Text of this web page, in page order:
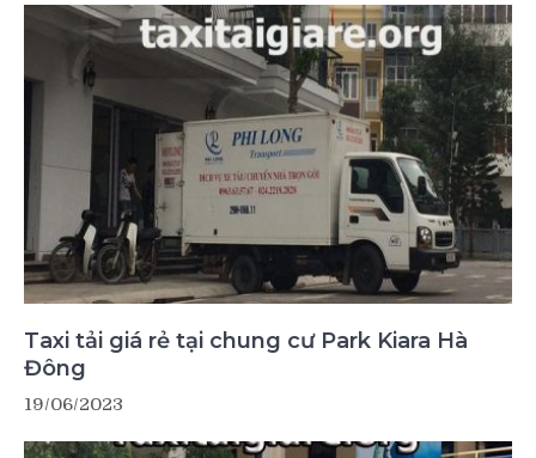
Taxi tải giá rẻ tại chung cư Park Kiara Hà
Đông
19/06/2023